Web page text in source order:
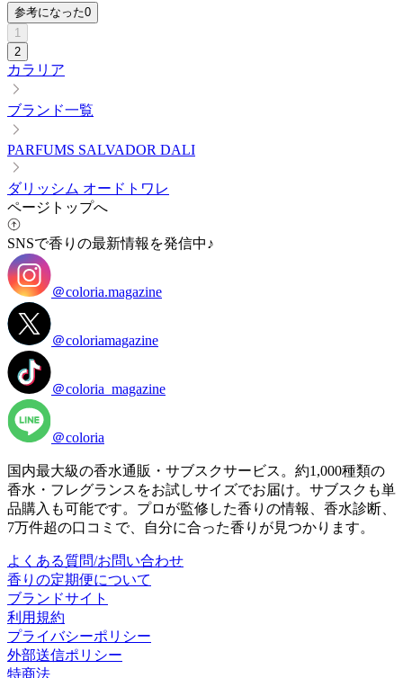
参考になった0
1
2
カラリア
ブランド一覧
PARFUMS SALVADOR DALI
ダリッシム オードトワレ
ページトップへ
SNSで香りの最新情報を発信中♪
＠coloria.magazine
＠coloriamagazine
＠coloria_magazine
＠coloria
国内最大級の香水通販・サブスクサービス。約1,000種類の
香水・フレグランスをお試しサイズでお届け。サブスクも単
品購入も可能です。プロが監修した香りの情報、香水診断、
7万件超の口コミで、自分に合った香りが見つかります。
よくある質問/お問い合わせ
香りの定期便について
ブランドサイト
利用規約
プライバシーポリシー
外部送信ポリシー
特商法